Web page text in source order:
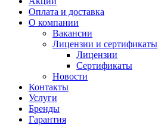
Оплата и доставка
О компании
Вакансии
Лицензии и сертификаты
Лицензии
Сертификаты
Новости
Контакты
Услуги
Бренды
Гарантия